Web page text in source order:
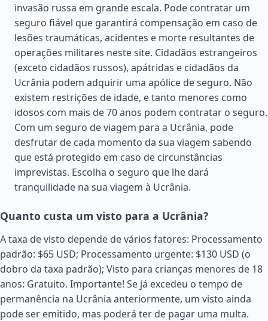
invasão russa em grande escala. Pode contratar um
seguro fiável que garantirá compensação em caso de
lesões traumáticas, acidentes e morte resultantes de
operações militares neste site. Cidadãos estrangeiros
(exceto cidadãos russos), apátridas e cidadãos da
Ucrânia podem adquirir uma apólice de seguro. Não
existem restrições de idade, e tanto menores como
idosos com mais de 70 anos podem contratar o seguro.
Com um seguro de viagem para a Ucrânia, pode
desfrutar de cada momento da sua viagem sabendo
que está protegido em caso de circunstâncias
imprevistas. Escolha o seguro que lhe dará
tranquilidade na sua viagem à Ucrânia.
Quanto custa um visto para a Ucrânia?
A taxa de visto depende de vários fatores: Processamento
padrão: $65 USD; Processamento urgente: $130 USD (o
dobro da taxa padrão); Visto para crianças menores de 18
anos: Gratuito. Importante! Se já excedeu o tempo de
permanência na Ucrânia anteriormente, um visto ainda
pode ser emitido, mas poderá ter de pagar uma multa.